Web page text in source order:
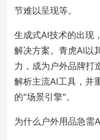
节难以呈现等。
生成式AI技术的出现
解决方案。青虎AI以
力，成为户外品牌打
解析主流AI工具，并
的"场景引擎"。
为什么户外用品急需